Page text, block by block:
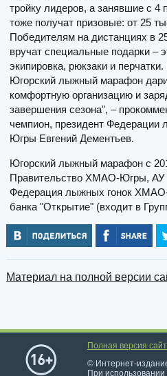
тройку лидеров, а занявшие с 4
тоже получат призовые: от 25
Победителям на дистанциях в
вручат специальные подарки –
экипировка, рюкзаки и
Югорский лыжный марафон
комфортную организацию и
завершения сезона", –
чемпион, президент Федерации
Югры Евгений Дементьев.
Югорский лыжный марафон с
Правительство ХМАО-Югры, АУ
Федерация лыжных гонок
банка "Открытие" (входит в
Материал на полной версии
Полная версия
© Интернет-
При